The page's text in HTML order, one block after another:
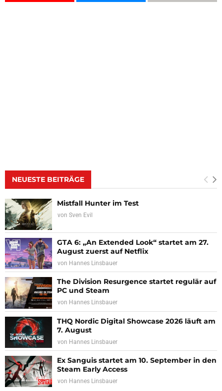
NEUESTE BEITRÄGE
Mistfall Hunter im Test
von Sven Evil
GTA 6: „An Extended Look“ startet am 27.
August zuerst auf Netflix
von Hannes Linsbauer
The Division Resurgence startet regulär auf
PC und Steam
von Hannes Linsbauer
THQ Nordic Digital Showcase 2026 läuft am
7. August
von Hannes Linsbauer
Ex Sanguis startet am 10. September in den
Steam Early Access
von Hannes Linsbauer